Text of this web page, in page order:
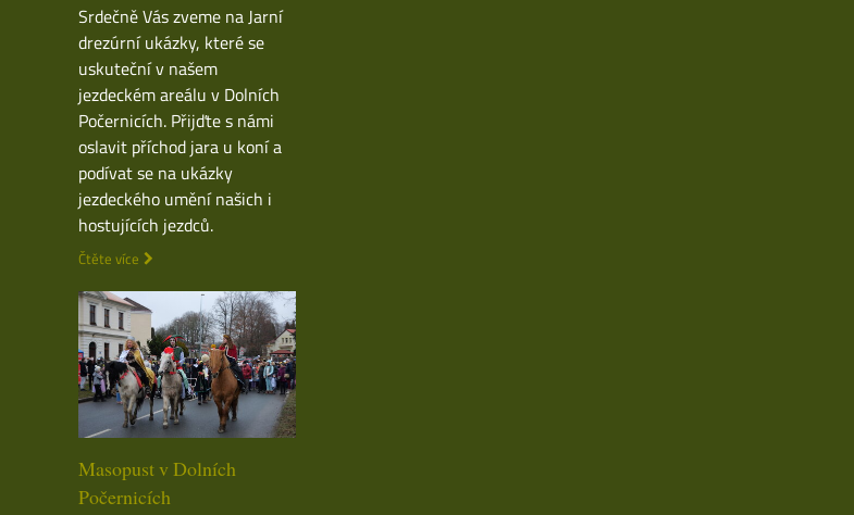
Srdečně Vás zveme na Jarní
drezúrní ukázky, které se
uskuteční v našem
jezdeckém areálu v Dolních
Počernicích. Přijďte s námi
oslavit příchod jara u koní a
podívat se na ukázky
jezdeckého umění našich i
hostujících jezdců.
Čtěte více
Masopust v Dolních
Počernicích